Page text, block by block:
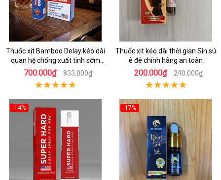
Thuốc xịt Bamboo Delay kéo dài
quan hệ chống xuất tinh sớm
chính hãng
700.000₫ 833.000₫
Thuốc xịt kéo dài thời gian Sìn sú
ê đê chính hãng an toàn
200.000₫ 240.000₫
-14% -17%